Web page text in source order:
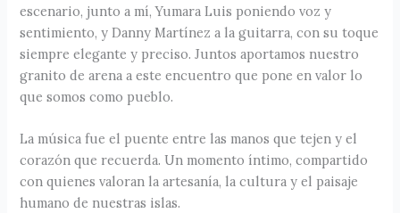
escenario, junto a mí, Yumara Luis poniendo voz y
sentimiento, y Danny Martínez a la guitarra, con su toque
siempre elegante y preciso. Juntos aportamos nuestro
granito de arena a este encuentro que pone en valor lo
que somos como pueblo.
La música fue el puente entre las manos que tejen y el
corazón que recuerda. Un momento íntimo, compartido
con quienes valoran la artesanía, la cultura y el paisaje
humano de nuestras islas.